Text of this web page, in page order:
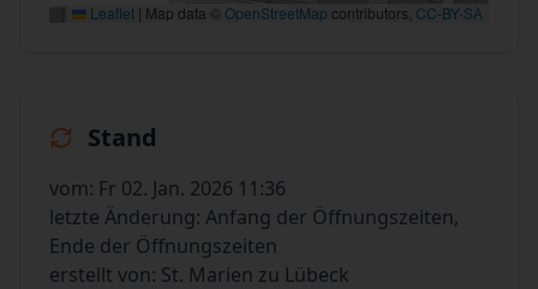
Leaflet | Map data © OpenStreetMap contributors, CC-BY-SA
Stand
vom: Fr 02. Jan. 2026 11:36
letzte Änderung: Anfang der Öffnungszeiten,
Ende der Öffnungszeiten
erstellt von: St. Marien zu Lübeck